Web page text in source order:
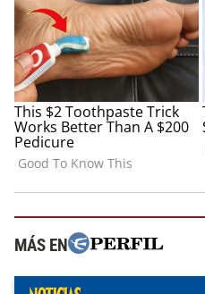
MÁS EN